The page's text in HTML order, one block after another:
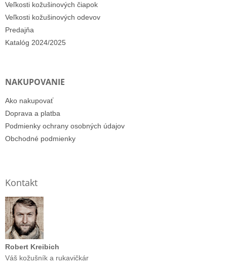
Veľkosti kožušinových čiapok
Veľkosti kožušinových odevov
Predajňa
Katalóg 2024/2025
NAKUPOVANIE
Ako nakupovať
Doprava a platba
Podmienky ochrany osobných údajov
Obchodné podmienky
Kontakt
Robert Kreibich
Váš kožušník a rukavičkár